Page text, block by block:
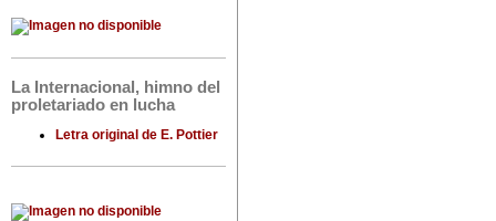
La Internacional, himno del
proletariado en lucha
Letra original de E. Pottier